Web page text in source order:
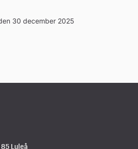
30 december 2025
Luleå